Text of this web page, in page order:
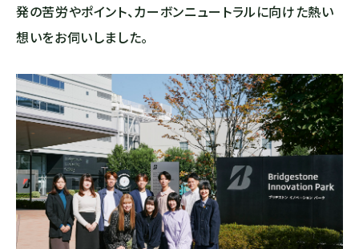
発の苦労やポイント、カーボンニュートラルに向けた熱い
想いをお伺いしました。